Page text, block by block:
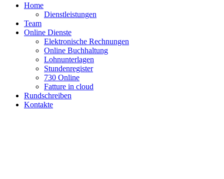
Home
Dienstleistungen
Team
Online Dienste
Elektronische Rechnungen
Online Buchhaltung
Lohnunterlagen
Stundenregister
730 Online
Fatture in cloud
Rundschreiben
Kontakte